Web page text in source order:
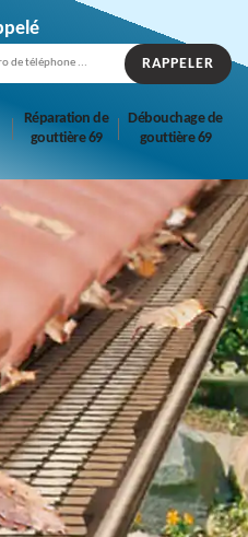
Réparation de
gouttière 69
Débouchage de
gouttière 69